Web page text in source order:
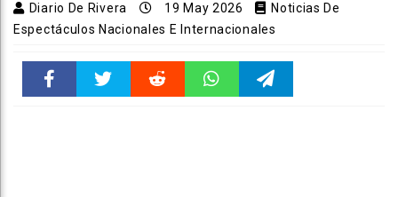
Diario De Rivera 19 May 2026
Noticias De
Espectáculos Nacionales E Internacionales